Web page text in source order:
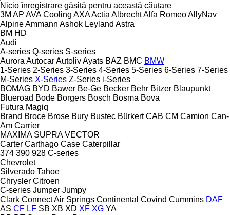
Nicio înregistrare găsită pentru această căutare
3M AP AVA Cooling AXAActia AlbrechtAlfa RomeoAllyNav
AlpineAmmann Ashok Leyland Astra
BM HD
Audi
A-series Q-series S-series
Aurora AutocarAutolivAyats BAZ BMC BMW
1-Series 2-Series 3-Series 4-Series 5-Series 6-Series 7-Series
M-Series X-Series Z-Series i-Series
BOMAG BYD Bawer Be-Ge Becker Behr Bitzer Blaupunkt
Blueroad Bode Borgers Bosch Bosma Bova
Futura Magiq
Brand Broce Brose Bury Bustec Bürkert CAB CM Camion Can-
Am Carrier
MAXIMA SUPRA VECTOR
Carter Carthago Case Caterpillar
374 390 928 C-series
Chevrolet
Silverado Tahoe
Chrysler Citroen
C-series Jumper Jumpy
Clark Connect Air Springs Continental Covind Cummins DAF
AS CF LF SB XB XD XF XG YA